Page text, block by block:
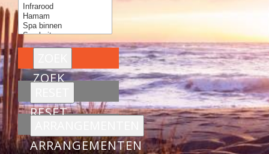
ZOEK
RESET
ARRANGEMENTEN